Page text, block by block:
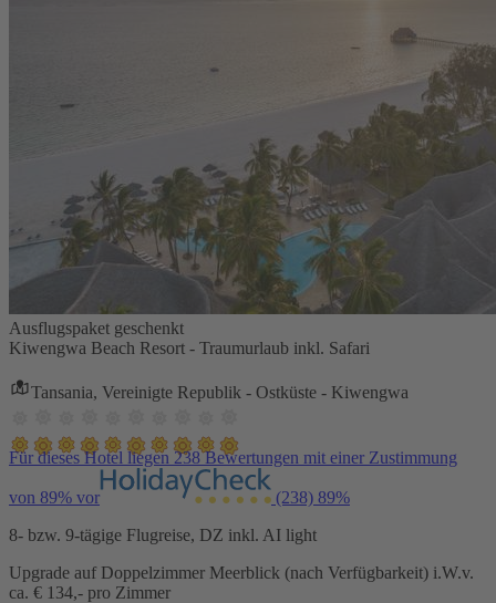
Ausflugspaket geschenkt
Kiwengwa Beach Resort - Traumurlaub inkl. Safari
Tansania, Vereinigte Republik - Ostküste - Kiwengwa
Für dieses Hotel liegen 238 Bewertungen mit einer Zustimmung
von 89% vor (238) 89%
8- bzw. 9-tägige Flugreise, DZ inkl. AI light
Upgrade auf Doppelzimmer Meerblick (nach Verfügbarkeit) i.W.v.
ca. € 134,- pro Zimmer